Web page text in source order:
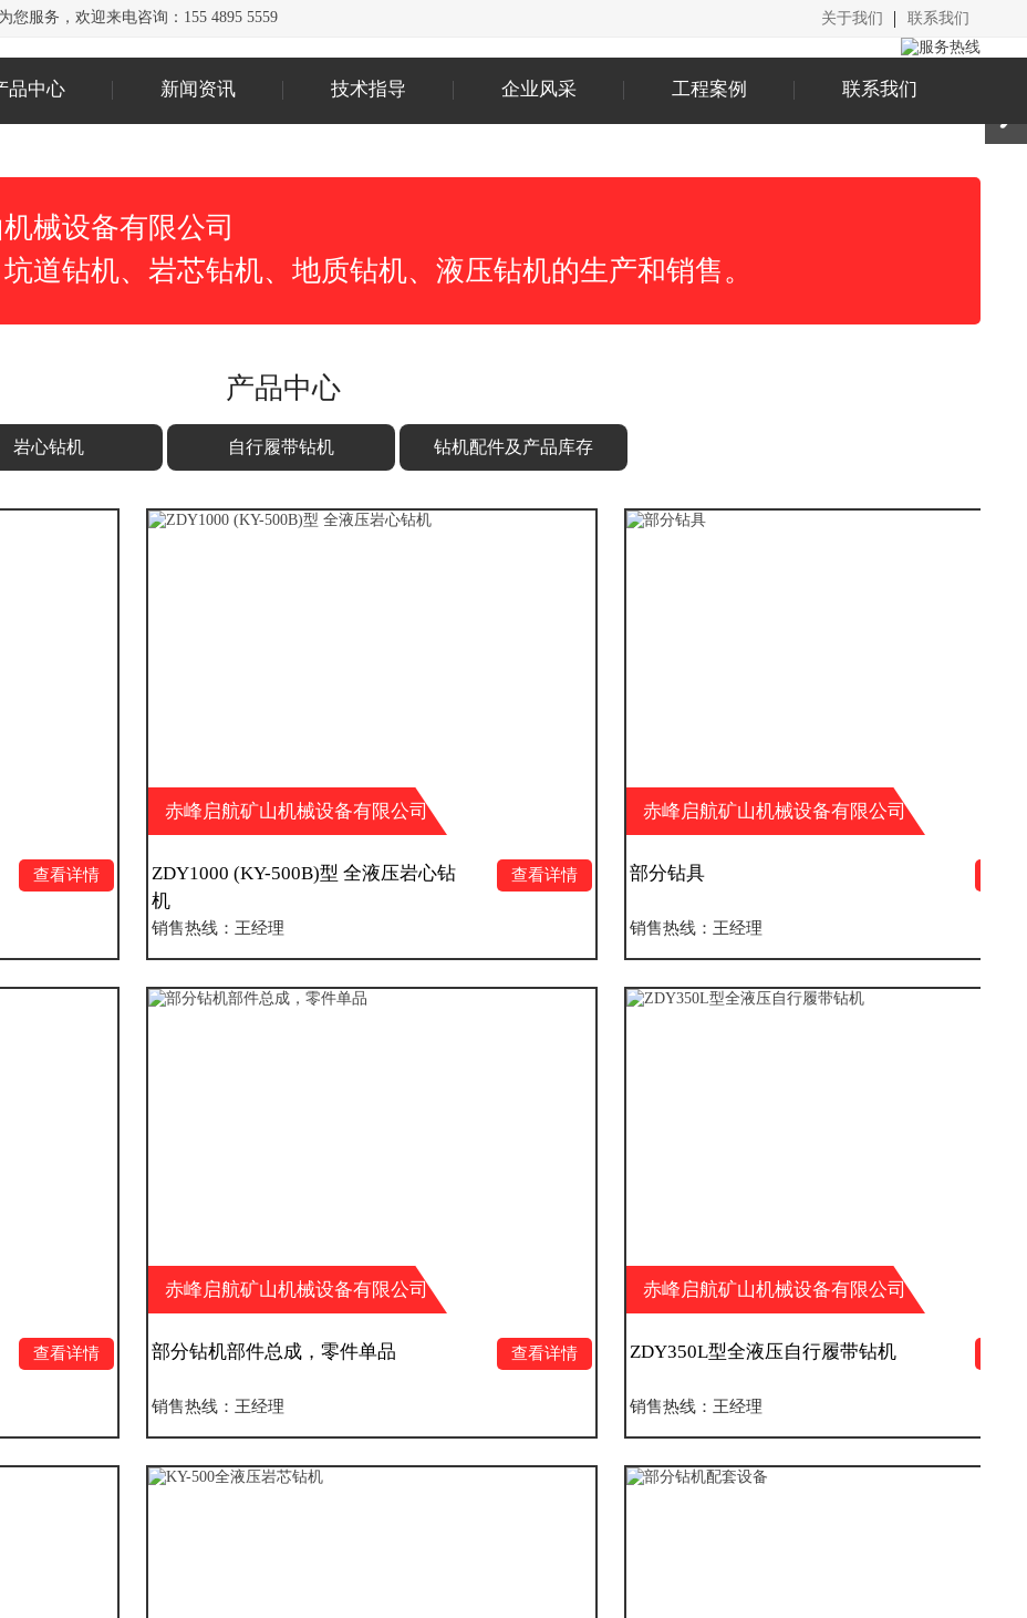
服务，欢迎来电咨询：155 4895 5559 关于我们 联系我们
品中心 新闻资讯 技术指导 企业风采 工程案例 联系我们
械设备有限公司
道钻机、岩芯钻机、地质钻机、液压钻机的生产和销售。
产品中心
岩心钻机 自行履带钻机 钻机配件及产品库存
赤峰启航矿山机械设备有限公司
ZDY1000 (KY-500B)型 全液压岩心钻
查看详情
销售热线：王经理
赤峰启航矿山机械设备有限公司
部分钻具
销售热线：王经理
赤峰启航矿山机械设备有限公司
部分钻机部件总成，零件单品
销售热线：王经理
赤峰启航矿山机械设备有限公司
ZDY350L型全液压自行履带钻机
销售热线：王经理